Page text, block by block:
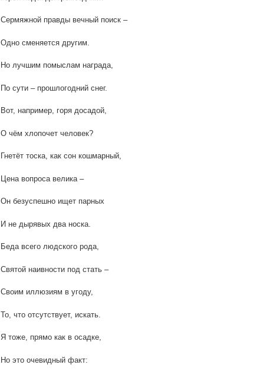
Сермяжной правды вечный поиск –
Одно сменяется другим.
Но лучшим помыслам награда,
По сути – прошлогодний снег.
Вот, например, горя досадой,
О чём хлопочет человек?
Гнетёт тоска, как сон кошмарный,
Цена вопроса велика –
Он безуспешно ищет парных
И не дырявых два носка.
Беда всего людского рода,
Святой наивности под стать –
Своим иллюзиям в угоду,
То, что отсутствует, искать.
Я тоже, прямо как в осадке,
Но это очевидный факт: